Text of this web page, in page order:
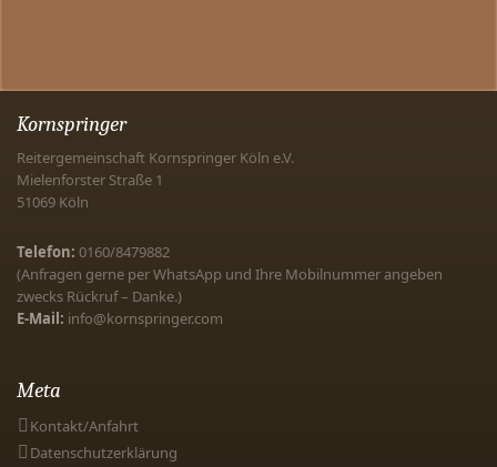
Kornspringer
Reitergemeinschaft Kornspringer Köln e.V.
Mielenforster Straße 1
51069 Köln
Telefon: 0160/8479882
(Anfragen gerne per WhatsApp und Ihre Mobilnummer angeben
zwecks Rückruf – Danke.)
E-Mail: info@kornspringer.com
Meta
Kontakt/Anfahrt
Datenschutzerklärung